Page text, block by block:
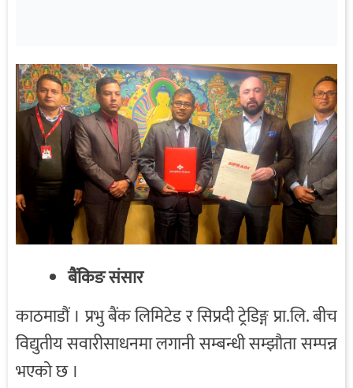
बैंकिङ संसार
काठमाडौं । प्रभु बैंक लिमिटेड र सिप्रदी ट्रेडिङ्ग प्रा.लि. बीच
विद्युतीय सवारीसाधनमा लगानी सम्बन्धी सम्झौता सम्पन्न
भएको छ ।